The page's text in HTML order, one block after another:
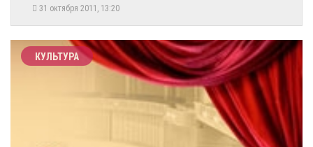
31 октября 2011, 13:20
КУЛЬТУРА